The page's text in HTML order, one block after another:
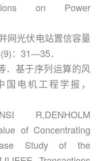
on Power
网光伏电站置信容量
：31—35．
．基于序列运算的风
电机工程学报，
R,DENHOLM
of Concentrating
Study of the